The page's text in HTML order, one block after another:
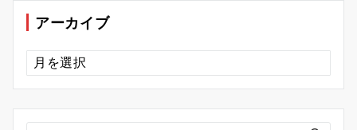
ー
アーカイブ
ア
ー
カ
ブ